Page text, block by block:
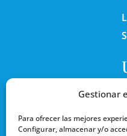
Gestionar
Para ofrecer las mejores
Configurar, almacenar y/o